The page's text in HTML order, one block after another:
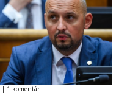
| 1 komentár